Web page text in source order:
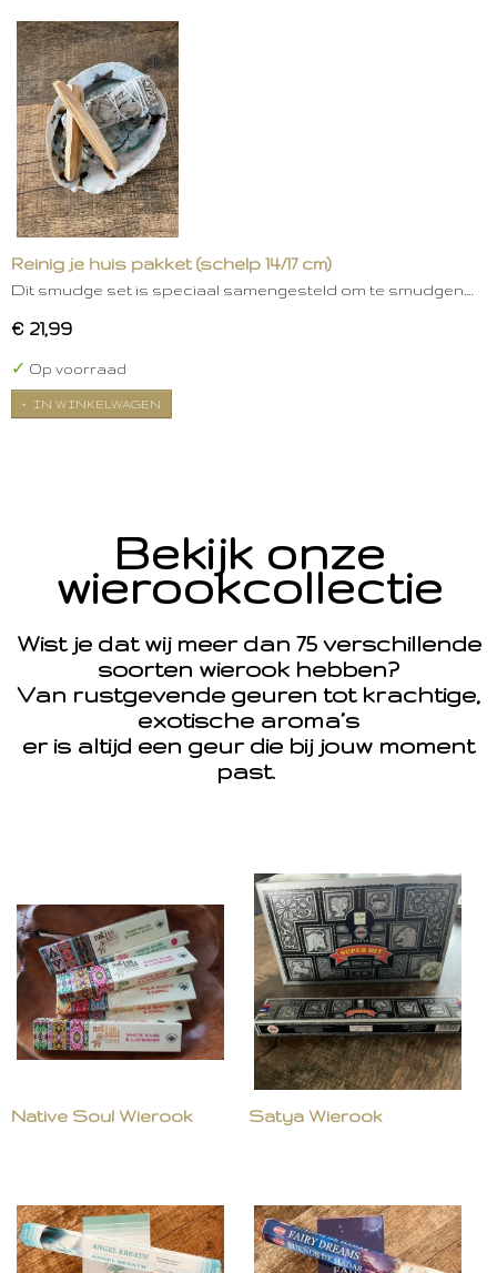
Reinig je huis pakket (schelp 14/17 cm)
Dit smudge set is speciaal samengesteld om te smudgen.…
€ 21,99
✓ Op voorraad
IN WINKELWAGEN
Bekijk onze
wierookcollectie
Wist je dat wij meer dan 75 verschillende
soorten wierook hebben?
Van rustgevende geuren tot krachtige,
exotische aroma’s
er is altijd een geur die bij jouw moment
past.
Native Soul Wierook Satya Wierook